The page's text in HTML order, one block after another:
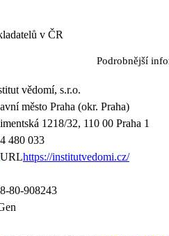
v ČR
Podrobnější
vědomí, s.r.o.
město Praha (okr. Praha)
1218/32, 110 00 Praha 1
480 033
https://institutvedomi.cz/
80-908243